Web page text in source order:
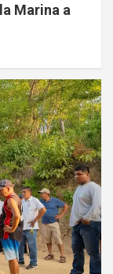
Marina a